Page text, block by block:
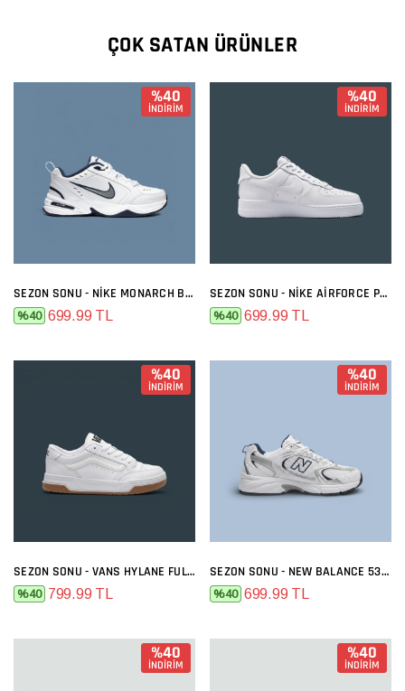
ÇOK SATAN ÜRÜNLER
%40
İNDİRİM
SEZON SONU - NIKE MONARCH BEYAZ SIYAH
%40 699.99 TL
%40
İNDİRİM
SEZON SONU - NIKE AIRFORCE PREMIUM FULL BEYAZ
%40 699.99 TL
%40
İNDİRİM
SEZON SONU - VANS HYLANE FULL BEYAZ
%40 799.99 TL
%40
İNDİRİM
SEZON SONU - NEW BALANCE 530 BEYAZ LACI
%40 699.99 TL
%40
İNDİRİM
%40
İNDİRİM